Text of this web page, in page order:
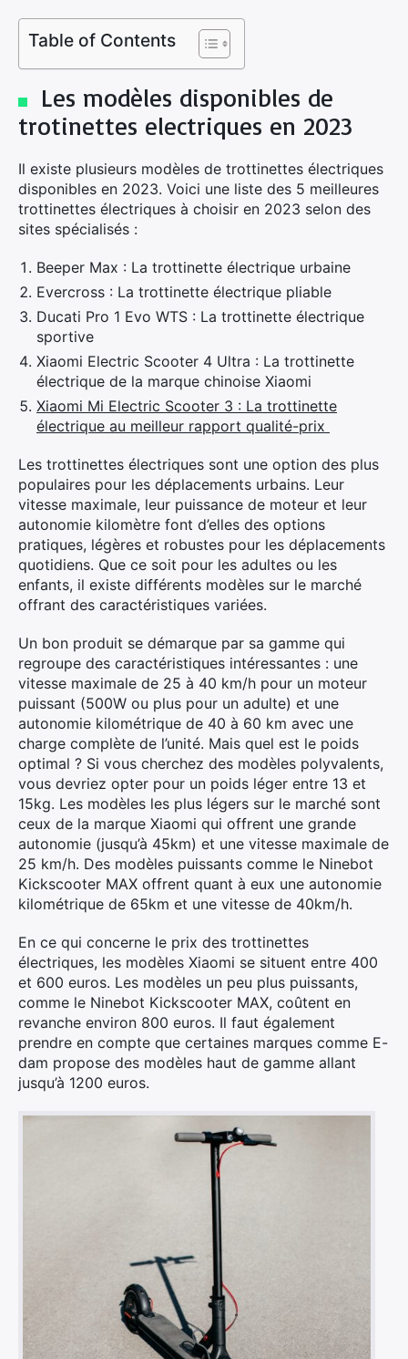
Table of Contents
Les modèles disponibles de
trotinettes electriques en 2023
Il existe plusieurs modèles de trottinettes électriques
disponibles en 2023. Voici une liste des 5 meilleures
trottinettes électriques à choisir en 2023 selon des
sites spécialisés :
Beeper Max : La trottinette électrique urbaine
Evercross : La trottinette électrique pliable
Ducati Pro 1 Evo WTS : La trottinette électrique
sportive
Xiaomi Electric Scooter 4 Ultra : La trottinette
électrique de la marque chinoise Xiaomi
Xiaomi Mi Electric Scooter 3 : La trottinette
électrique au meilleur rapport qualité-prix
Les trottinettes électriques sont une option des plus
populaires pour les déplacements urbains. Leur
vitesse maximale, leur puissance de moteur et leur
autonomie kilomètre font d’elles des options
pratiques, légères et robustes pour les déplacements
quotidiens. Que ce soit pour les adultes ou les
enfants, il existe différents modèles sur le marché
offrant des caractéristiques variées.
Un bon produit se démarque par sa gamme qui
regroupe des caractéristiques intéressantes : une
vitesse maximale de 25 à 40 km/h pour un moteur
puissant (500W ou plus pour un adulte) et une
autonomie kilométrique de 40 à 60 km avec une
charge complète de l’unité. Mais quel est le poids
optimal ? Si vous cherchez des modèles polyvalents,
vous devriez opter pour un poids léger entre 13 et
15kg. Les modèles les plus légers sur le marché sont
ceux de la marque Xiaomi qui offrent une grande
autonomie (jusqu’à 45km) et une vitesse maximale de
25 km/h. Des modèles puissants comme le Ninebot
Kickscooter MAX offrent quant à eux une autonomie
kilométrique de 65km et une vitesse de 40km/h.
En ce qui concerne le prix des trottinettes
électriques, les modèles Xiaomi se situent entre 400
et 600 euros. Les modèles un peu plus puissants,
comme le Ninebot Kickscooter MAX, coûtent en
revanche environ 800 euros. Il faut également
prendre en compte que certaines marques comme E-
dam propose des modèles haut de gamme allant
jusqu’à 1200 euros.